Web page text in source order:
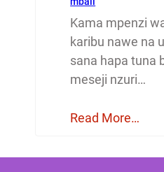
Kama mpenzi
karibu nawe na
sana hapa tuna
meseji nzuri…
Read More…